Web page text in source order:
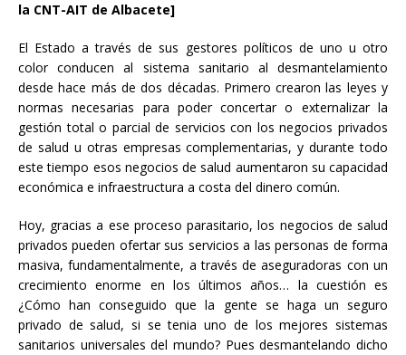
la CNT-AIT de Albacete]
El Estado a través de sus gestores políticos de uno u otro
color conducen al sistema sanitario al desmantelamiento
desde hace más de dos décadas. Primero crearon las leyes y
normas necesarias para poder concertar o externalizar la
gestión total o parcial de servicios con los negocios privados
de salud u otras empresas complementarias, y durante todo
este tiempo esos negocios de salud aumentaron su capacidad
económica e infraestructura a costa del dinero común.
Hoy, gracias a ese proceso parasitario, los negocios de salud
privados pueden ofertar sus servicios a las personas de forma
masiva, fundamentalmente, a través de aseguradoras con un
crecimiento enorme en los últimos años… la cuestión es
¿Cómo han conseguido que la gente se haga un seguro
privado de salud, si se tenia uno de los mejores sistemas
sanitarios universales del mundo? Pues desmantelando dicho